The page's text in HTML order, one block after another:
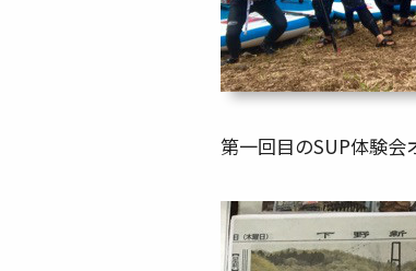
第一回目のSUP体験会